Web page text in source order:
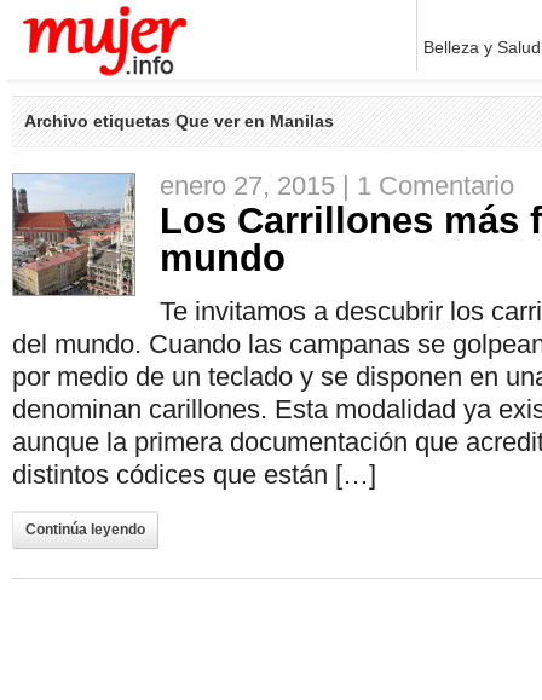
Belleza y Salud
Archivo etiquetas Que ver en Manilas
enero 27, 2015 | 1 Comentario
Los Carrillones más
mundo
Te invitamos a descubrir los
del mundo. Cuando las campanas se
por medio de un teclado y se disponen en
denominan carillones. Esta modalidad ya
aunque la primera documentación que
distintos códices que están […]
Continúa leyendo